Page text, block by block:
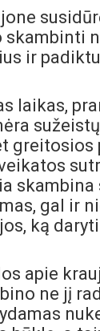
ir
laikas,
greitosios
skambina
gal ir
ką
apie
ne jį